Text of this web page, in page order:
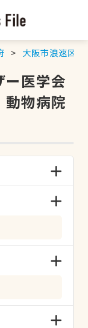
大阪市浪速区
ー医学会
動物病院